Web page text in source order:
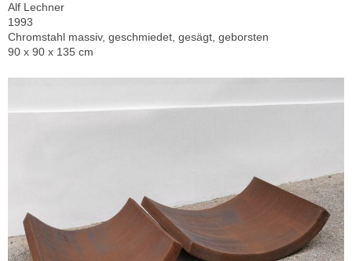
Alf Lechner
1993
Chromstahl massiv, geschmiedet, gesägt, geborsten
90 x 90 x 135 cm